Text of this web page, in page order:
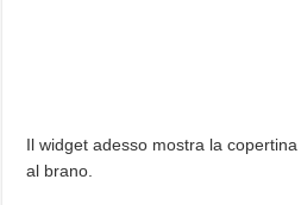
Il widget adesso mostra la
al brano.